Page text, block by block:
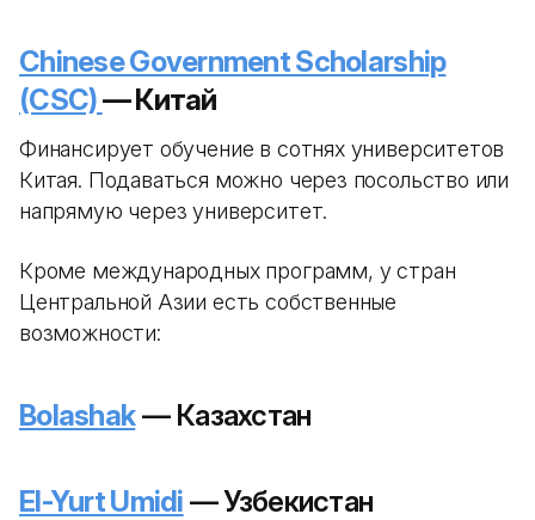
Chinese Government Scholarship
(CSC)— Китай
Финансирует обучение в сотнях университетов
Китая. Подаваться можно через посольство или
напрямую через университет.
Кроме международных программ, у стран
Центральной Азии есть собственные
возможности:
Bolashak— Казахстан
El-Yurt Umidi — Узбекистан